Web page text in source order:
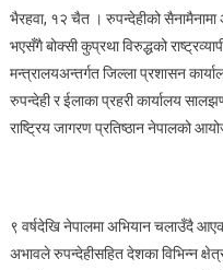
भैरहवा, १२ चैत । रुपन्देहीको सैनामैनामा
भएसँगै बोक्सी कुप्रथा विरुद्धको
मन्त्रालयअन्तर्गत जिल्ला प्रशासन
रुपन्देही र ईलाका प्रहरी कार्यालय
राष्ट्रिय जागरण प्रतिष्ठान नेपालको
९ वर्षदेखि नेपालमा अभियान चलाउँदै
अभावले रुपन्देहीसहित देशका विभिन्न